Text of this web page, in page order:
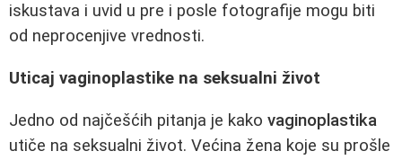
iskustava i uvid u pre i posle fotografije mogu biti
od neprocenjive vrednosti.
Uticaj vaginoplastike na seksualni život
Jedno od najčešćih pitanja je kako vaginoplastika
utiče na seksualni život. Većina žena koje su prošle